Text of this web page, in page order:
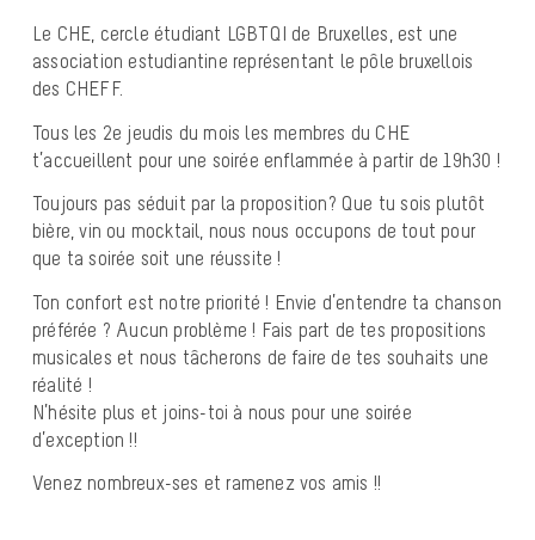
Le CHE, cercle étudiant LGBTQI de Bruxelles, est une
association estudiantine représentant le pôle bruxellois
des CHEFF.
Tous les 2e jeudis du mois les membres du CHE
t’accueillent pour une soirée enflammée à partir de 19h30 !
Toujours pas séduit par la proposition? Que tu sois plutôt
bière, vin ou mocktail, nous nous occupons de tout pour
que ta soirée soit une réussite !
Ton confort est notre priorité ! Envie d’entendre ta chanson
préférée ? Aucun problème ! Fais part de tes propositions
musicales et nous tâcherons de faire de tes souhaits une
réalité !
N’hésite plus et joins-toi à nous pour une soirée
d’exception !!
Venez nombreux-ses et ramenez vos amis !!